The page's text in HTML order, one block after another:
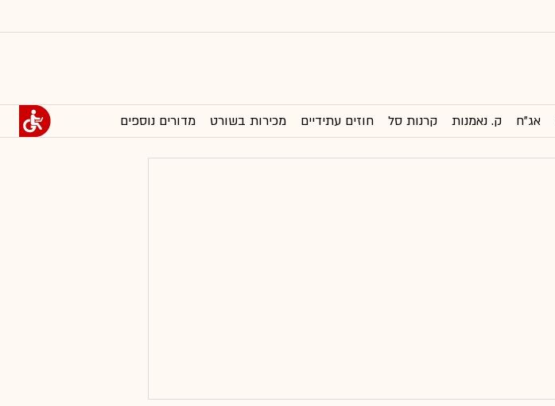
אג"ח ק. נאמנות קרנות סל חוזים עתידיים מכירות בשורט מדורים נוספים